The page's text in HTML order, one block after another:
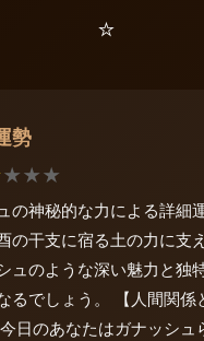
⭐️
勢
★★★
の神秘的な力による詳細
の干支に宿る土の力に支
ュのような深い魅力と独
るでしょう。 【人間関係
日のあなたはガナッシュ